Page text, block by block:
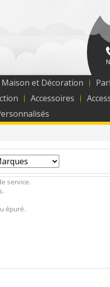
Maison et Décoration
Accessoires
service.
épuré.